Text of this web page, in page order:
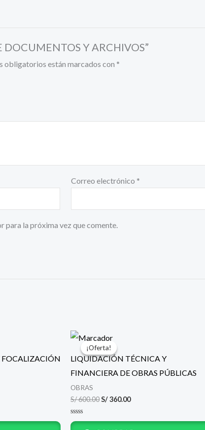
Y ARCHIVOS”
obligatorios están marcados con *
Correo electrónico *
para la próxima vez que comente.
FOCALIZACIÓN
¡Oferta!
¡Oferta!
LIQUIDACIÓN TÉCNICA Y
FINANCIERA DE OBRAS PÚBLICAS
OBRAS
S/600.00
El
precio
original
era:
S/ 600.00.
S/360.00
es:
S/ 360.00.
Valorado
con